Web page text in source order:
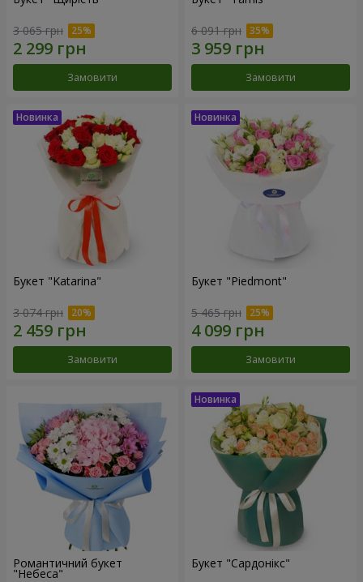
3 065 грн
Замовити
6 091 грн
Замовити
Букет "Katarina"
3 074 грн
Замовити
Букет "Piedmont"
5 465 грн
Замовити
Романтичний букет
"Небеса"
Букет "Сардонікс"